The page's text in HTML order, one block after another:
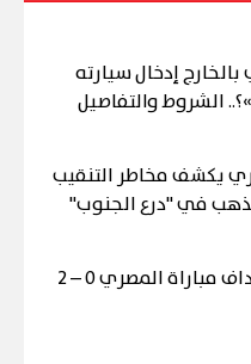
إدخال سيارته
الشروط والتفاصيل
يكشف مخاطر التنقيب
في "درع الجنوب"
شاهد فيديو أهداف مباراة المصري 0 – 2